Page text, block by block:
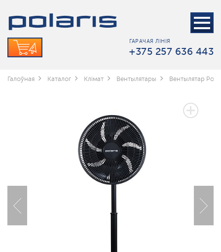
ГАРАЧАЯ ЛІНІЯ
+375 257 636 443
Галоўная Каталог Клімат Вентылятары Вентылятар